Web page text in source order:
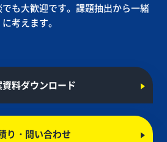
も大歓迎です。課題抽出から一緒
に考えます。
料ダウンロード
り・問い合わせ